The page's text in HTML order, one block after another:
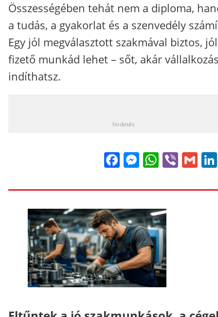
Összességében tehát nem a diploma,
a tudás, a gyakorlat és a szenvedély
Egy jól megválasztott szakmával biztos, jól
fizető munkád lehet – sőt, akár
indíthatsz.
hirdetés
FacebookViber